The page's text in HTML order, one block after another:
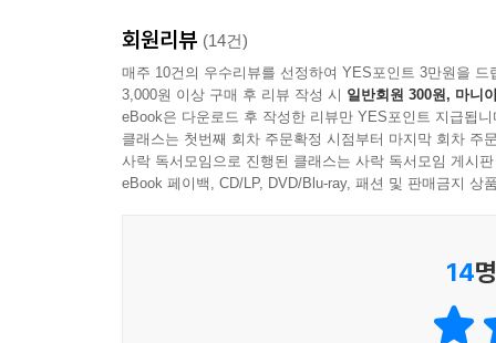
회원리뷰 (14건)
매주 10건의 우수리뷰를 선정하여 YES포인트 3만원을 드
3,000원 이상 구매 후 리뷰 작성 시 일반회원 300원, 마니
eBook은 다운로드 후 작성한 리뷰만 YES포인트 지급됩니
클래스는 첫번째 회차 주문확정 시점부터 마지막 회차 주
사락 독서모임으로 진행된 클래스는 사락 독서모임 게시
eBook 페이백, CD/LP, DVD/Blu-ray, 패션 및 판매금지 상
14